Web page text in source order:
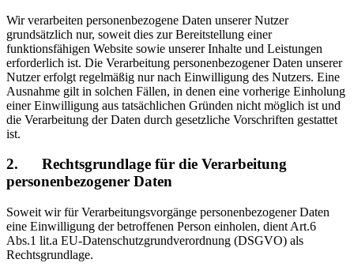
Wir verarbeiten personenbezogene Daten unserer Nutzer
grundsätzlich nur, soweit dies zur Bereitstellung einer
funktionsfähigen Website sowie unserer Inhalte und Leistungen
erforderlich ist. Die Verarbeitung personenbezogener Daten unserer
Nutzer erfolgt regelmäßig nur nach Einwilligung des Nutzers. Eine
Ausnahme gilt in solchen Fällen, in denen eine vorherige Einholung
einer Einwilligung aus tatsächlichen Gründen nicht möglich ist und
die Verarbeitung der Daten durch gesetzliche Vorschriften gestattet
ist.
2. Rechtsgrundlage für die Verarbeitung
personenbezogener Daten
Soweit wir für Verarbeitungsvorgänge personenbezogener Daten
eine Einwilligung der betroffenen Person einholen, dient Art.6
Abs.1 lit.a EU-Datenschutzgrundverordnung (DSGVO) als
Rechtsgrundlage.